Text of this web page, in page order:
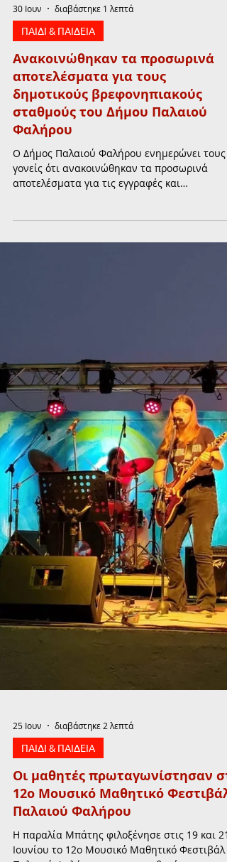
διαβάστηκε 1 λεπτά
ΠΑΙΔΙ & ΠΑΙΔΕΙΑ
Ανακοινώθηκαν τα προσωρινά
αποτελέσματα για τους
δημοτικούς βρεφονηπιακούς
σταθμούς του Δήμου Παλαιού
γονείς ότι ανακοινώθηκαν τα προσωρινά
διαβάστηκε 2 λεπτά
ΠΑΙΔΙ & ΠΑΙΔΕΙΑ